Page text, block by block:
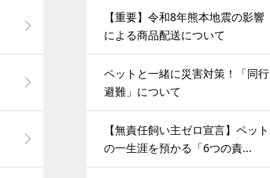
【重要】令和8年熊本地震の影響
による商品配送について
ペットと一緒に災害対策！「同行
避難」について
【無責任飼い主ゼロ宣言】ペット
の一生涯を預かる「6つの責...